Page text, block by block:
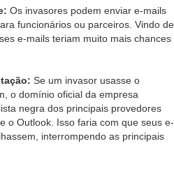
Os invasores podem enviar e-mails
funcionários ou parceiros. Vindo de
e-mails teriam muito mais chances
Se um invasor usasse o
o domínio oficial da empresa
negra dos principais provedores
o Outlook. Isso faria com que seus e-
interrompendo as principais